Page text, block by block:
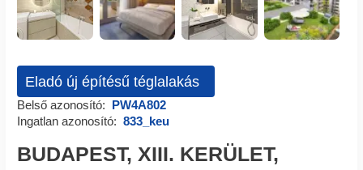
Eladó új építésű téglalakás
Belső azonosító: PW4A802
Ingatlan azonosító: 833_keu
BUDAPEST, XIII. KERÜLET,